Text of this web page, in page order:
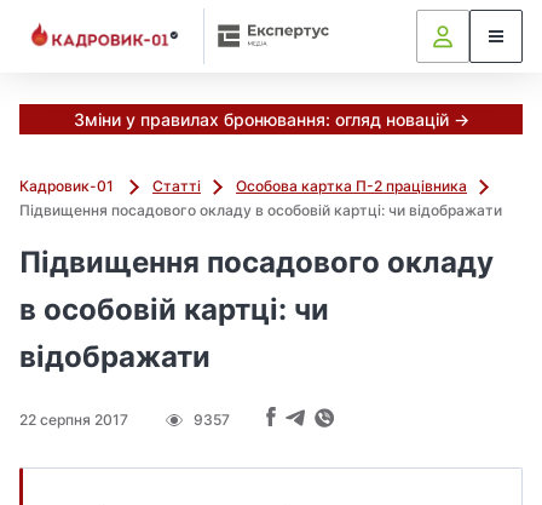
Зміни у правилах бронювання: огляд новацій →
Кадровик-01 Статті
Особова картка П-2 працівника
Підвищення посадового окладу в особовій картці: чи відображати
Підвищення посадового окладу
в особовій картці: чи
відображати
22 серпня 2017 9357